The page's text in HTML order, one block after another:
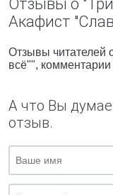
Отзывы о
Акафист
Отзывы читателей
всё"",
А что Вы
отзыв.